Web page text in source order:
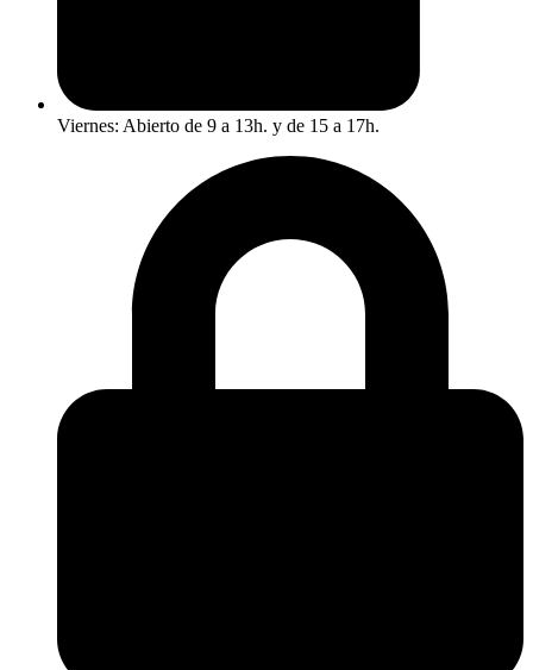
Viernes: Abierto de 9 a 13h. y de 15 a 17h.